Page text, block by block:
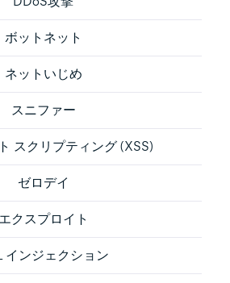
ボットネット
ネットいじめ
スニファー
スクリプティング (XSS)
ゼロデイ
エクスプロイト
インジェクション